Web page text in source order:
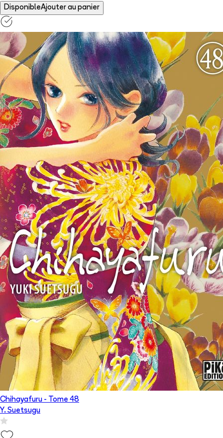
DisponibleAjouter au panier
Chihayafuru - Tome 48
Y. Suetsugu